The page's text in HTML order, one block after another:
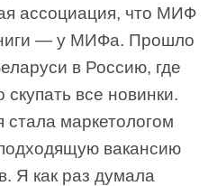
ассоциация, что МИФ
— у МИФа. Прошло
в Россию, где
все новинки.
стала маркетологом
вакансию
Я как раз думала